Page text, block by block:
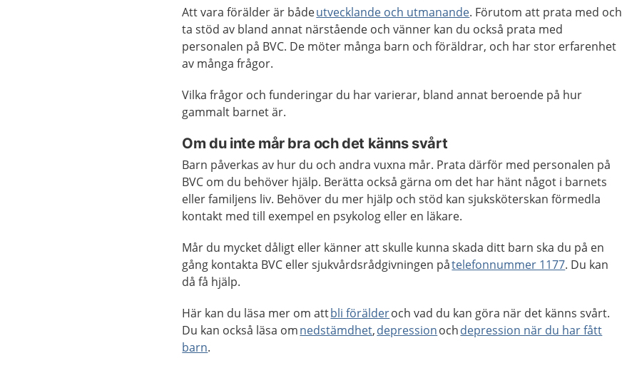
Att vara förälder är bådeutvecklande och utmanande. Förutom att prata med och
ta stöd av bland annat närstående och vänner kan du också prata med
personalen på BVC. De möter många barn och föräldrar, och har stor erfarenhet
av många frågor.
Vilka frågor och funderingar du har varierar, bland annat beroende på hur
gammalt barnet är.
Om du inte mår bra och det känns svårt
Barn påverkas av hur du och andra vuxna mår. Prata därför med personalen på
BVC om du behöver hjälp. Berätta också gärna om det har hänt något i barnets
eller familjens liv. Behöver du mer hjälp och stöd kan sjuksköterskan förmedla
kontakt med till exempel en psykolog eller en läkare.
Mår du mycket dåligt eller känner att skulle kunna skada ditt barn ska du på en
gång kontakta BVC eller sjukvårdsrådgivningen påtelefonnummer 1177. Du kan
då få hjälp.
Här kan du läsa mer om attbli förälderoch vad du kan göra när det känns svårt.
Du kan också läsa omnedstämdhet,depressionochdepression när du har fått
barn.